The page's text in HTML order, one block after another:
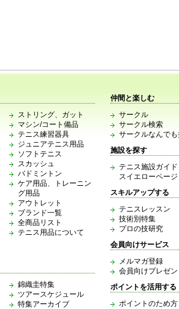
ストリング、ガット
マシン/コート備品
テニス練習器具
ジュニアテニス用品
ソフトテニス
スカッシュ
バドミントン
ケア用品、トレーニン
グ用品
アウトレット
ブランド一覧
全商品リスト
テニス用品について
錦織圭特集
ツアースケジュール
特集アーカイブ
仲間と楽しむ
サークル
サークル検索
サークルなんで
施設を探す
テニス施設ガイ
スイエローペー
スキルアップする
テニスレッスン
技術別特集
プロの技研究
会員向けサービス
メルマガ登録
会員向けプレゼ
ポイントを活用する
ポイントのため方